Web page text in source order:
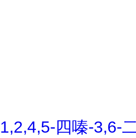
1,2,4,5-四嗪-3,6-